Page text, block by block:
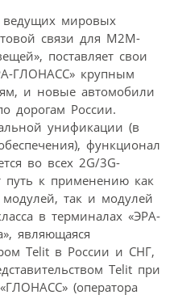
мировых
связи для M2M-
поставляет свои
ГЛОНАСС» крупным
и новые автомобили
дорогам России.
унификации (в
функционал
во всех 2G/3G-
путь к применению как
так и модулей
в терминалах «ЭРА-
являющаяся
Telit в России и СНГ,
Telit при
(оператора